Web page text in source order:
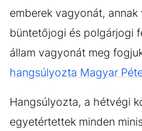
emberek vagyonát, annak
büntetőjogi és polgárjogi
állam vagyonát meg
hangsúlyozta Magyar
Hangsúlyozta, a hétvégi
egyetértettek minden